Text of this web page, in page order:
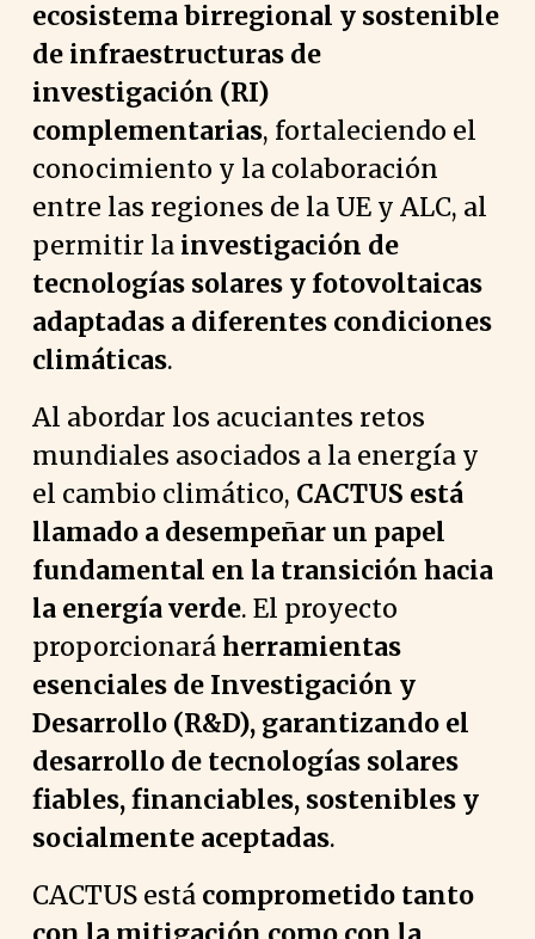
ecosistema birregional y sostenible
de infraestructuras de
investigación (RI)
complementarias, fortaleciendo el
conocimiento y la colaboración
entre las regiones de la UE y ALC, al
permitir la investigación de
tecnologías solares y fotovoltaicas
adaptadas a diferentes condiciones
climáticas.
Al abordar los acuciantes retos
mundiales asociados a la energía y
el cambio climático, CACTUS está
llamado a desempeñar un papel
fundamental en la transición hacia
la energía verde. El proyecto
proporcionaráherramientas
esenciales de Investigación y
Desarrollo (R&D), garantizando el
desarrollo de tecnologías solares
fiables, financiables, sostenibles y
socialmente aceptadas.
CACTUS está comprometido tanto